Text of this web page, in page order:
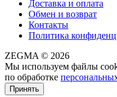
Доставка и оплата
Обмен и возврат
Контакты
Политика
ZEGMA © 2026
Мы используем файлы
по обработке
Принять